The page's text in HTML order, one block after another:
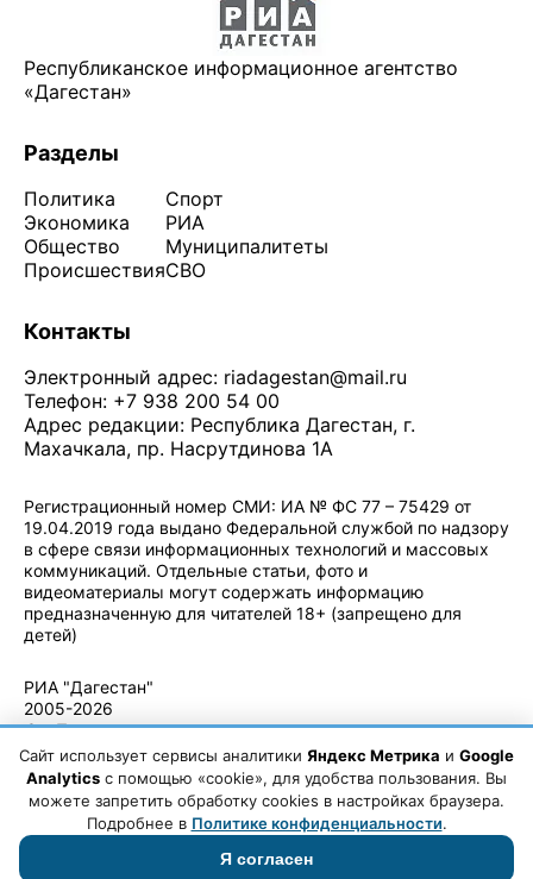
Республиканское информационное агентство
«Дагестан»
Разделы
Политика
Экономика
Общество
Происшествия
Спорт
РИА
Муниципалитеты
СВО
Контакты
Электронный адрес: riadagestan@mail.ru
Телефон: +7 938 200 54 00
Адрес редакции: Республика Дагестан, г.
Махачкала, пр. Насрутдинова 1А
Регистрационный номер СМИ: ИА № ФС 77 – 75429 от
19.04.2019 года выдано Федеральной службой по надзору
в сфере связи информационных технологий и массовых
коммуникаций. Отдельные статьи, фото и
видеоматериалы могут содержать информацию
предназначенную для читателей 18+ (запрещено для
детей)
РИА "Дагестан"
2005-2026
© - Правила
использования
материалов.
Авторские
Сайт использует сервисы аналитики Яндекс Метрика и Google
Analytics с помощью «cookie», для удобства пользования. Вы
можете запретить обработку cookies в настройках браузера.
Подробнее в Политике конфиденциальности.
Я согласен